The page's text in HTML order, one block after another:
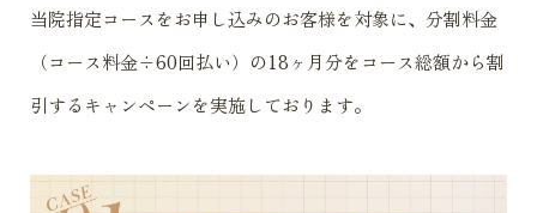
当院指定コースをお申し込みのお客様を対象に、分割料金
（コース料金÷60回払い）の18ヶ月分をコース総額から割
引するキャンペーンを実施しております。